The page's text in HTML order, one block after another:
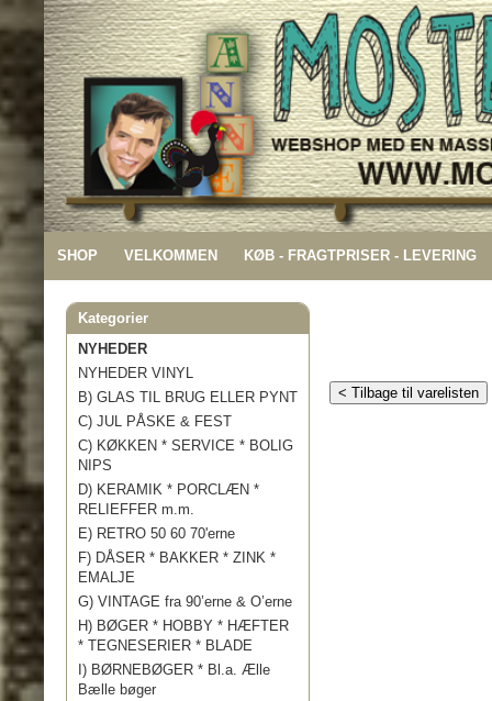
SHOP VELKOMMEN KØB - FRAGTPRISER - LEVERING
Kategorier
NYHEDER
NYHEDER VINYL
B) GLAS TIL BRUG ELLER PYNT
C) JUL PÅSKE & FEST
C) KØKKEN * SERVICE * BOLIG
NIPS
D) KERAMIK * PORCLÆN *
RELIEFFER m.m.
E) RETRO 50 60 70'erne
F) DÅSER * BAKKER * ZINK *
EMALJE
G) VINTAGE fra 90’erne & O’erne
H) BØGER * HOBBY * HÆFTER
* TEGNESERIER * BLADE
I) BØRNEBØGER * Bl.a. Ælle
Bælle bøger
< Tilbage til varelisten